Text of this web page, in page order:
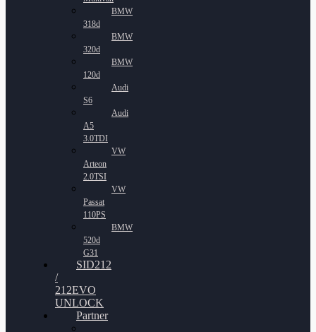
BMW
318d
BMW
320d
BMW
120d
Audi
S6
Audi
A5
3.0TDI
VW
Arteon
2.0TSI
VW
Passat
110PS
BMW
520d
G31
SID212
/
212EVO
UNLOCK
Partner